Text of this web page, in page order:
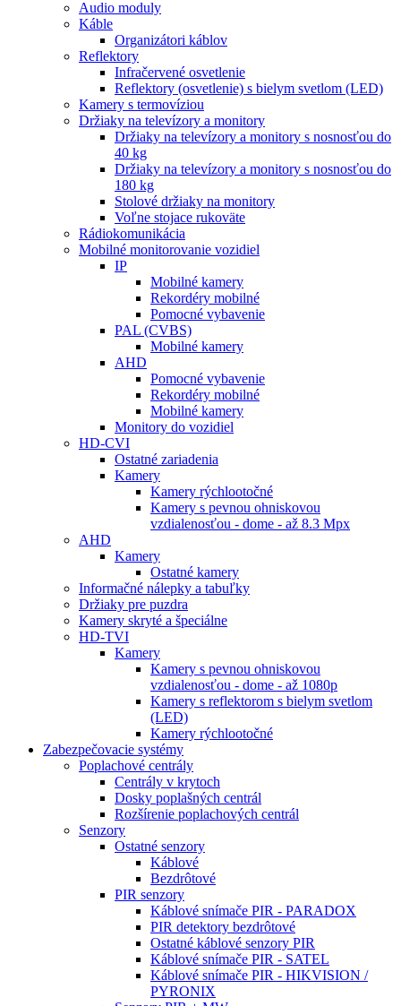
Audio moduly
Káble
Organizátori káblov
Reflektory
Infračervené osvetlenie
Reflektory (osvetlenie) s bielym svetlom (LED)
Kamery s termovíziou
Držiaky na televízory a monitory
Držiaky na televízory a monitory s nosnosťou do
40 kg
Držiaky na televízory a monitory s nosnosťou do
180 kg
Stolové držiaky na monitory
Voľne stojace rukoväte
Rádiokomunikácia
Mobilné monitorovanie vozidiel
IP
Mobilné kamery
Rekordéry mobilné
Pomocné vybavenie
PAL (CVBS)
Mobilné kamery
AHD
Pomocné vybavenie
Rekordéry mobilné
Mobilné kamery
Monitory do vozidiel
HD-CVI
Ostatné zariadenia
Kamery
Kamery rýchlootočné
Kamery s pevnou ohniskovou
vzdialenosťou - dome - až 8.3 Mpx
AHD
Kamery
Ostatné kamery
Informačné nálepky a tabuľky
Držiaky pre puzdra
Kamery skryté a špeciálne
HD-TVI
Kamery
Kamery s pevnou ohniskovou
vzdialenosťou - dome - až 1080p
Kamery s reflektorom s bielym svetlom
(LED)
Kamery rýchlootočné
Zabezpečovacie systémy
Poplachové centrály
Centrály v krytoch
Dosky poplašných centrál
Rozšírenie poplachových centrál
Senzory
Ostatné senzory
Káblové
Bezdrôtové
PIR senzory
Káblové snímače PIR - PARADOX
PIR detektory bezdrôtové
Ostatné káblové senzory PIR
Káblové snímače PIR - SATEL
Káblové snímače PIR - HIKVISION /
PYRONIX